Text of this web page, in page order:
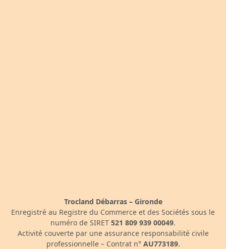
Trocland Débarras – Gironde
Enregistré au Registre du Commerce et des Sociétés sous le
numéro de SIRET 521 809 939 00049.
Activité couverte par une assurance responsabilité civile
professionnelle – Contrat n° AU773189.